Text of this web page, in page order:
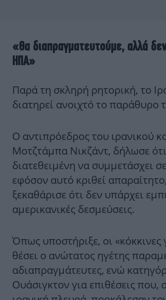
«Θα διαπραγματευτούμε, αλλά
ΗΠΑ»
Παρά τη σκληρή ρητορική, το
διατηρεί ανοιχτό το παράθυρο
Ο αντιπρόεδρος του ιρανικού
Μοτζτάμπα Νικζάντ, δήλωσε
διατεθειμένη να συμμετάσχει
εφόσον αυτό κριθεί
ξεκαθάρισε ότι δεν υπάρχει
αμερικανικές δεσμεύσεις.
Όπως υποστήριξε, οι «κόκκινες
θέσει ο ανώτατος ηγέτης
αδιαπραγμάτευτες, ενώ
Ουάσιγκτον για επιθέσεις